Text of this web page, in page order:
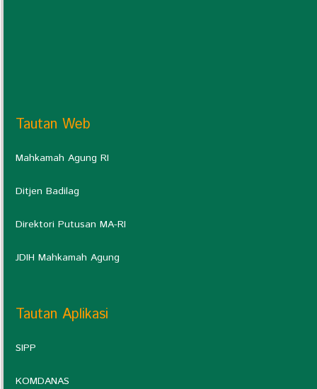
Tautan Web
Mahkamah Agung RI
Ditjen Badilag
Direktori Putusan MA-RI
JDIH Mahkamah Agung
Tautan Aplikasi
SIPP
KOMDANAS